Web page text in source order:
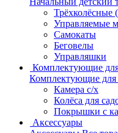
Трёхколёсные
Управляемые
Самокаты
Беговелы
Управляшки
Комплектующие
Комплектующие для
Камера с/х
Колёса для
Покрышки с
Аксессуары